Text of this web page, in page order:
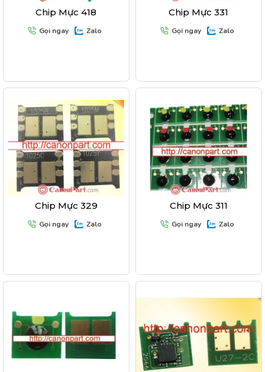
Chip Mực 418
Gọi ngay Zalo
Chip Mực 331
Gọi ngay Zalo
Chip Mực 329
Gọi ngay Zalo
Chip Mực 311
Gọi ngay Zalo